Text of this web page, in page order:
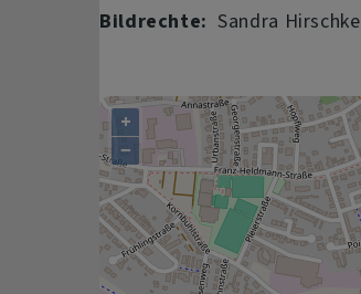
Bildrechte Sandra Hirschke
+
−